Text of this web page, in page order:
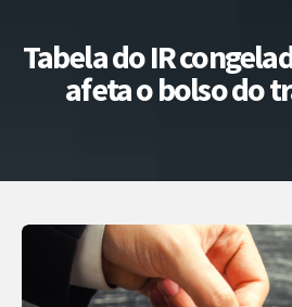
Tabela do IR
afeta o bolso do